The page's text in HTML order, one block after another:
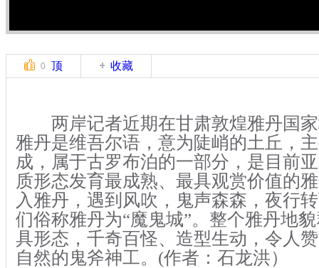
0 顶 收藏
两岸记者近期在甘肃敦煌雅丹国家
雅丹是维吾尔语，意为陡峭的土丘，
成，属于古罗布泊的一部分，是目前
质形态发育最成熟、最具观赏价值的
入雅丹，遇到风吹，鬼声森森，夜行
们俗称雅丹为“魔鬼城”。整个雅丹地
具形态，千奇百怪、造型生动，令人
自然的鬼斧神工。(作者：石龙洪）